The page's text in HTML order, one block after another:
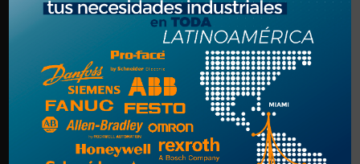
Politica de Privacidad
Términos y Condiciones
NUESTRA EMPRESA
Nosotros
Más Información Aquí